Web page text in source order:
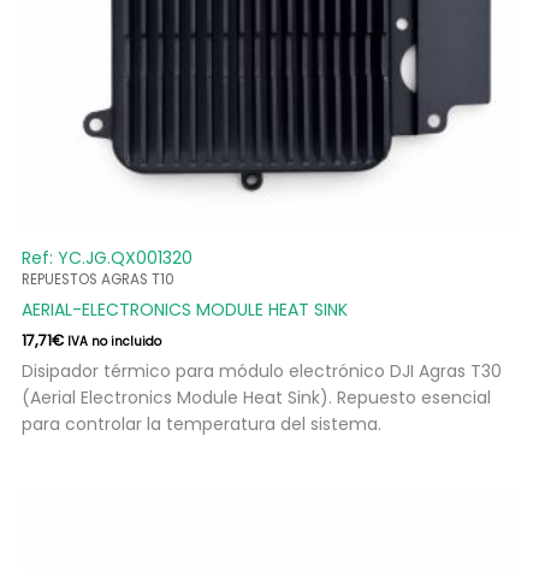
Ref: YC.JG.QX001320
REPUESTOS AGRAS T10
AERIAL-ELECTRONICS MODULE HEAT SINK
17,71€ IVA no incluido
Disipador térmico para módulo electrónico DJI Agras T30
(Aerial Electronics Module Heat Sink). Repuesto esencial
para controlar la temperatura del sistema.